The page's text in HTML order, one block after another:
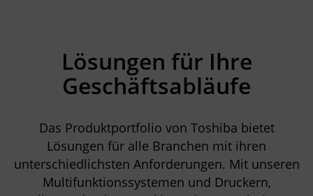
Lösungen für Ihre
Geschäftsabläufe
Das Produktportfolio von Toshiba bietet
Lösungen für alle Branchen mit ihren
unterschiedlichsten Anforderungen. Mit unseren
Multifunktionssystemen und Druckern,